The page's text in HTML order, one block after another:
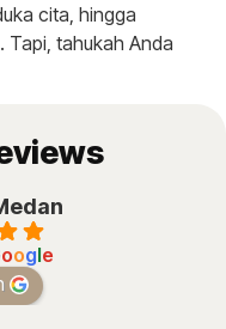
cita, hingga
Tapi, tahukah Anda
oogle